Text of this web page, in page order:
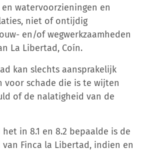
watervoorzieningen en
niet of ontijdig
en/of wegwerkzaamheden
La Libertad, Coín.
kan slechts aansprakelijk
voor schade die is te wijten
of de nalatigheid van de
in 8.1 en 8.2 bepaalde is de
Finca la Libertad, indien en